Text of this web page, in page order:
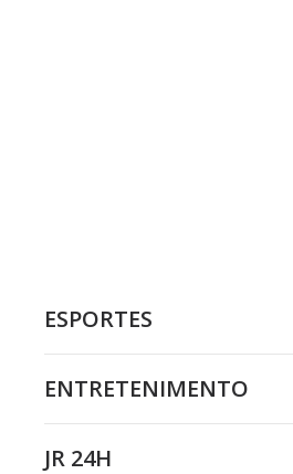
ESPORTES
ENTRETENIMENTO
JR 24H